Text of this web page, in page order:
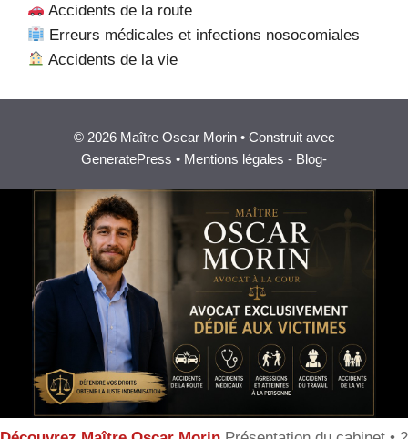
Accidents de la route
Erreurs médicales et infections nosocomiales
Accidents de la vie
© 2026 Maître Oscar Morin • Construit avec
GeneratePress • Mentions légales - Blog-